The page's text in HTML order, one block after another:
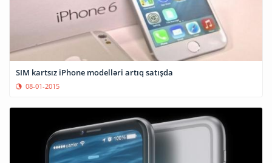
SIM kartsız iPhone modelləri artıq satışda
08-01-2015